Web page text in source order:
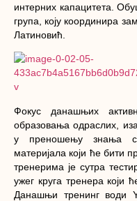
интерних капацитета.
група, коју координира
Латиновић.
Фокус данашњих
образовања одраслих,
у преношењу знања
материјала који ће бити
тренерима је сутра
ужег круга тренера који
Данашњи тренинг води